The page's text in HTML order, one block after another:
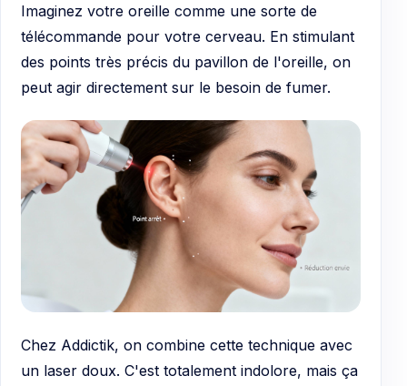
Imaginez votre oreille comme une sorte de
télécommande pour votre cerveau. En stimulant
des points très précis du pavillon de l'oreille, on
peut agir directement sur le besoin de fumer.
Chez Addictik, on combine cette technique avec
un laser doux. C'est totalement indolore, mais ça